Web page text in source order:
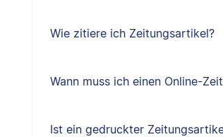
Wie zitiere ich Zeitungsartikel?
Wann muss ich einen Online-
Ist ein gedruckter